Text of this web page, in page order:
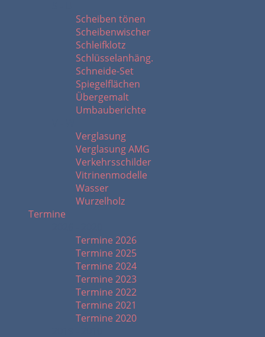
Scheiben tönen
Scheibenwischer
Schleifklotz
Schlüsselanhäng.
Schneide-Set
Spiegelflächen
Übergemalt
Umbauberichte
Verglasung
Verglasung AMG
Verkehrsschilder
Vitrinenmodelle
Wasser
Wurzelholz
Termine
Termine 2026
Termine 2025
Termine 2024
Termine 2023
Termine 2022
Termine 2021
Termine 2020